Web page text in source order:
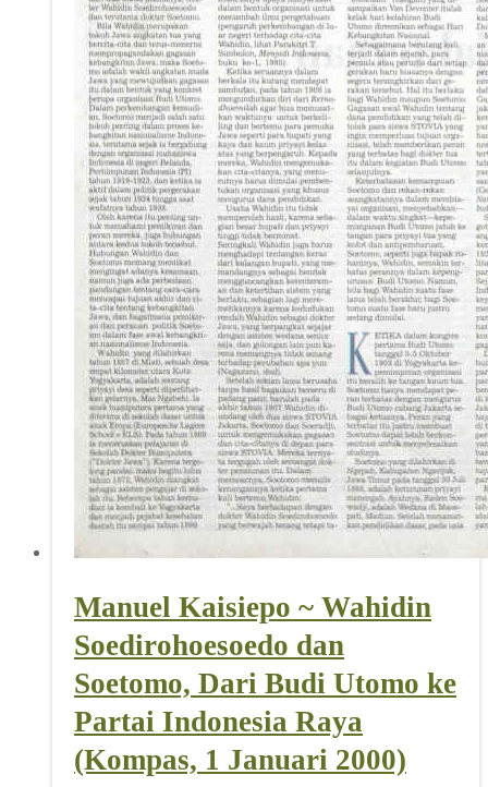
Manuel Kaisiepo ~ Wahidin
Soedirohoesoedo dan
Soetomo, Dari Budi Utomo ke
Partai Indonesia Raya
(Kompas, 1 Januari 2000)